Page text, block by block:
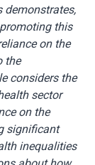
demonstrates,
this
on the
the
considers the
sector
on the
significant
inequalities